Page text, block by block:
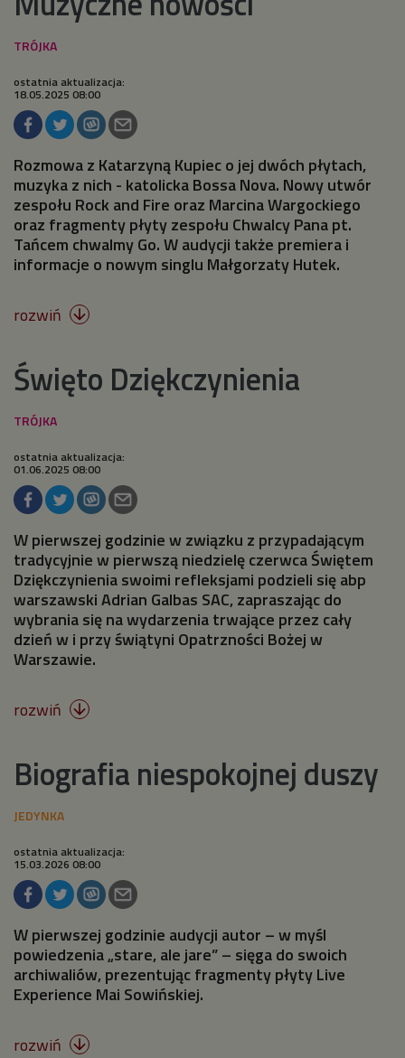
ostatnia aktualizacja:
18.05.2025 08:00
Rozmowa z Katarzyną Kupiec o jej dwóch płytach,
muzyka z nich - katolicka Bossa Nova. Nowy utwór
zespołu Rock and Fire oraz Marcina Wargockiego
oraz fragmenty płyty zespołu Chwalcy Pana pt.
Tańcem chwalmy Go. W audycji także premiera i
informacje o nowym singlu Małgorzaty Hutek.
rozwiń 
Święto Dziękczynienia
ostatnia aktualizacja:
01.06.2025 08:00
W pierwszej godzinie w związku z przypadającym
tradycyjnie w pierwszą niedzielę czerwca Świętem
Dziękczynienia swoimi refleksjami podzieli się abp
warszawski Adrian Galbas SAC, zapraszając do
wybrania się na wydarzenia trwające przez cały
dzień w i przy świątyni Opatrzności Bożej w
Warszawie.
rozwiń 
Biografia niespokojnej duszy
ostatnia aktualizacja:
15.03.2026 08:00
W pierwszej godzinie audycji autor – w myśl
powiedzenia „stare, ale jare” – sięga do swoich
archiwaliów, prezentując fragmenty płyty Live
Experience Mai Sowińskiej.
rozwiń 